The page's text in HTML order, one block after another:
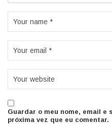
Guardar o meu nome, email
próxima vez que eu comentar.